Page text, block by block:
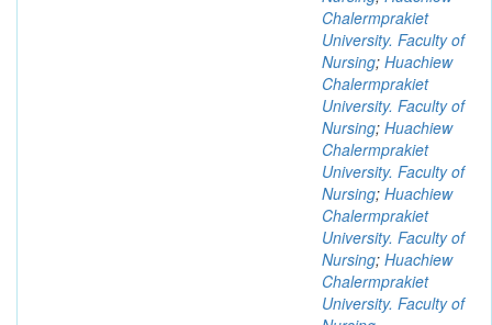
Chalermprakiet
University. Faculty of
Nursing; Huachiew
Chalermprakiet
University. Faculty of
Nursing; Huachiew
Chalermprakiet
University. Faculty of
Nursing; Huachiew
Chalermprakiet
University. Faculty of
Nursing; Huachiew
Chalermprakiet
University. Faculty of